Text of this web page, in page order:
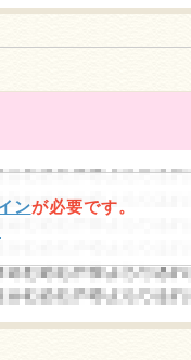
ンが必要です。